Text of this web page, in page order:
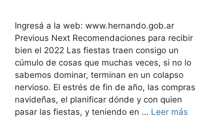
Ingresá a la web: www.hernando.gob.ar
Previous Next Recomendaciones para recibir
bien el 2022 Las fiestas traen consigo un
cúmulo de cosas que muchas veces, si no lo
sabemos dominar, terminan en un colapso
nervioso. El estrés de fin de año, las compras
navideñas, el planificar dónde y con quien
pasar las fiestas, y teniendo en … Leer más